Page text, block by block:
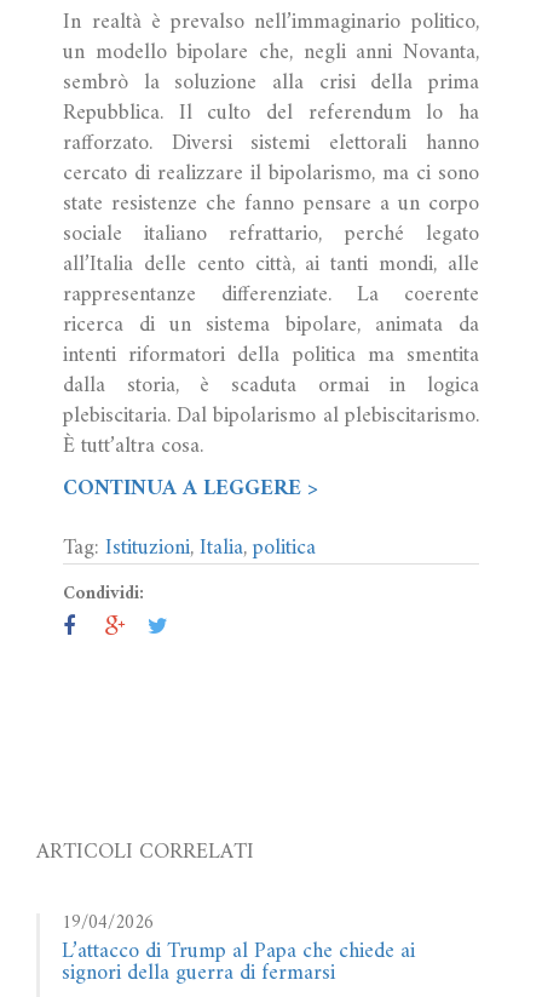
In realtà è prevalso nell’immaginario politico,
un modello bipolare che, negli anni Novanta,
sembrò la soluzione alla crisi della prima
Repubblica. Il culto del referendum lo ha
rafforzato. Diversi sistemi elettorali hanno
cercato di realizzare il bipolarismo, ma ci sono
state resistenze che fanno pensare a un corpo
sociale italiano refrattario, perché legato
all’Italia delle cento città, ai tanti mondi, alle
rappresentanze differenziate. La coerente
ricerca di un sistema bipolare, animata da
intenti riformatori della politica ma smentita
dalla storia, è scaduta ormai in logica
plebiscitaria. Dal bipolarismo al plebiscitarismo.
È tutt’altra cosa.
CONTINUA A LEGGERE >
Tag:Istituzioni,Italia,politica
Condividi:
ARTICOLI CORRELATI
19/04/2026
L’attacco di Trump al Papa che chiede ai
signori della guerra di fermarsi